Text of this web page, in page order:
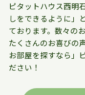
ピタットハウス西明
しをできるように」
ております。数々の
たくさんのお喜びの
お部屋を探すなら」
ださい！